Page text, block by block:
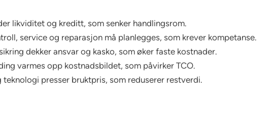
likviditet og kreditt, som senker handlingsrom.
service og reparasjon må planlegges, som krever kompetanse.
dekker ansvar og kasko, som øker faste kostnader.
varmes opp kostnadsbildet, som påvirker TCO.
teknologi presser bruktpris, som reduserer restverdi.